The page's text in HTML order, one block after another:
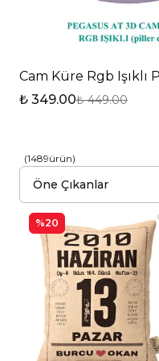
hem de işlevsel
ilgisini çekecek bir
Cam Küre Rgb Işıklı
₺ 349.00₺ 449.00
(1489ürün)
%20